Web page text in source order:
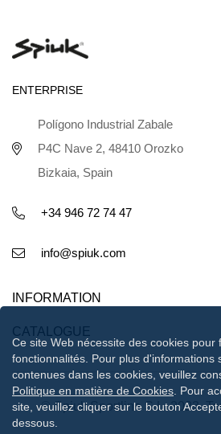
ENTERPRISE
Polígono Industrial Zabale
P4C Nave 2, 48410 Orozko
Bizkaia, Spain
+34 946 72 74 47
info@spiuk.com
INFORMATION
CATALOGUE
© Spiuk Sportline S.L. 2023.
Ce site Web nécessite des cookies pour
fonctionnalités. Pour plus d'informations
contenues dans les cookies, veuillez
Politique en matière de Cookies . Pour
site, veuillez cliquer sur le bouton
dessous.